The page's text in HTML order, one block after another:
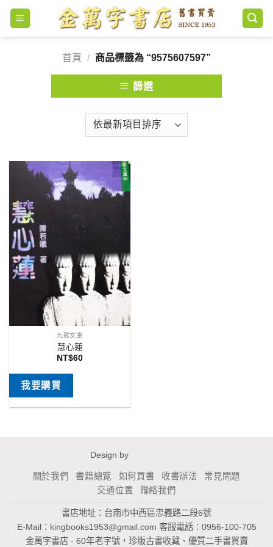
Skip
content
首頁
/ 商品標籤為 “9575607597”
篩選
九歌文庫
慧心蓮
NT$60
我要購買
Design by
關於我們 書籍總覽 如何買書 收書辦法
常見問題
交通位置
聯絡我們
書店地址：台南市中西區忠義路二段6號
E-Mail： kingbooks1953@gmail.com 客服電話：0956-100-705
金萬字書店 - 60年老字號，珍版古書收藏、優質二手書買賣